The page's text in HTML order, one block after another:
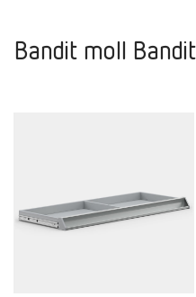
Bandit moll Bandit